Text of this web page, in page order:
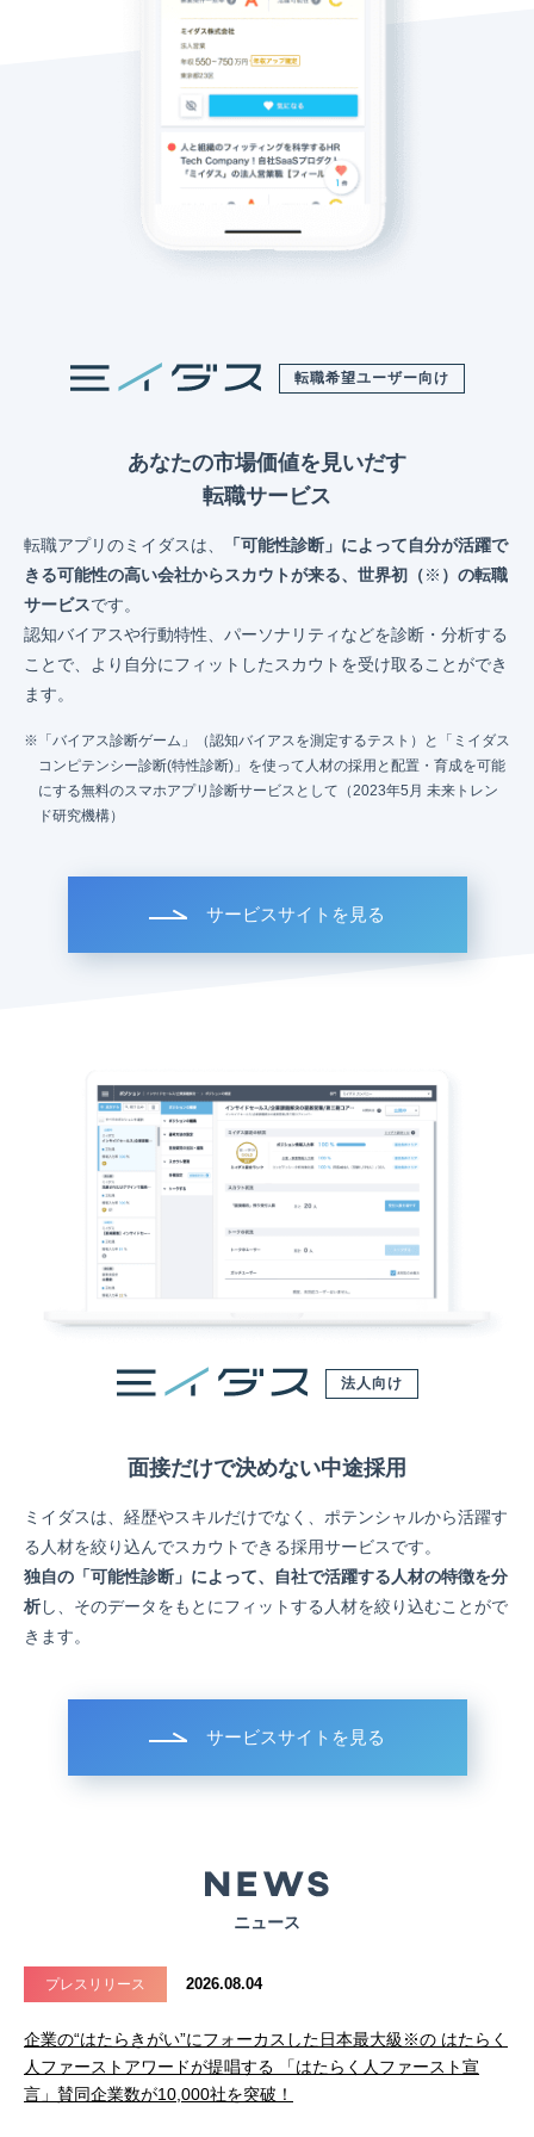
転職希望ユーザー向け
あなたの市場価値を見いだす
転職サービス
転職アプリのミイダスは、
「可能性診断」によって自分が活躍で
きる可能性の高い会社からスカウトが来る、世界初（※ ）の転職
サービスです。
認知バイアスや行動特性、パーソナリティなどを診断・分析する
ことで、より自分にフィットしたスカウトを受け取ることができ
ます。
「バイアス診断ゲーム」（認知バイアスを測定するテスト）と「ミイダス
コンピテンシー診断(特性診断)」を使って人材の採用と配置・育成を可能
にする無料のスマホアプリ診断サービスとして（2023年5月 未来トレン
ド研究機構）
サービスサイトを見る
法人向け
面接だけで決めない中途採用
ミイダスは、経歴やスキルだけでなく、ポテンシャルから活躍す
る人材を絞り込んでスカウトできる採用サービスです。
独自の「可能性診断」によって、自社で活躍する人材の特徴を分
析し、そのデータをもとにフィットする人材を絞り込むことがで
きます。
サービスサイトを見る
ニュース
プレスリリース 2026.08.04
企業の“はたらきがい”にフォーカスした日本最大級※の はたらく
人ファーストアワードが提唱する 「はたらく人ファースト宣
言」賛同企業数が10,000社を突破！